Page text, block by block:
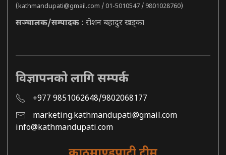
(kathmandupati@gmail.com / 01-5010547 / 9801028760)
सञ्चालक/सम्पादक : रोशन बहादुर खड्का
विज्ञापनको लागि सम्पर्क
+977 9851062648/9802068177
marketing.kathmandupati@gmail.com
info@kathmandupati.com